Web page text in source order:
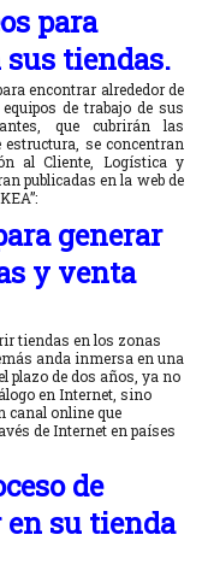
para
sus tiendas.
encontrar alrededor de
de trabajo de sus
que cubrirán las
se concentran
al Cliente, Logística y
publicadas en la web de
generar
y venta
tiendas en los zonas
anda inmersa en una
plazo de dos años, ya no
en Internet, sino
canal online que
de Internet en países
de
su tienda